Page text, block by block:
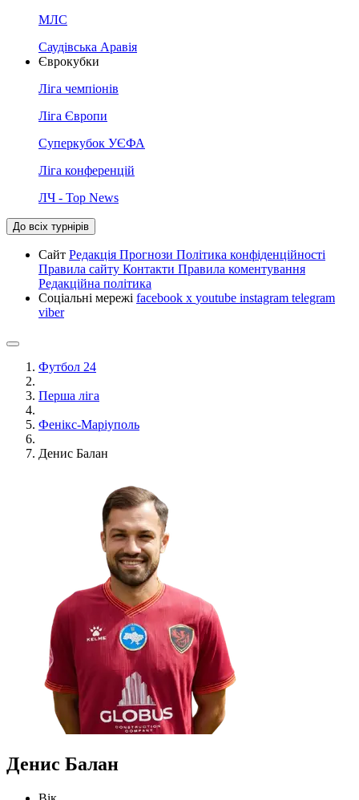
МЛС
Саудівська Аравія
Єврокубки
Ліга чемпіонів
Ліга Європи
Суперкубок УЄФА
Ліга конференцій
ЛЧ - Top News
До всіх турнірів
Сайт Редакція Прогнози Політика конфіденційності
Правила сайту Контакти Правила коментування
Редакційна політика
Соціальні мережі facebook x youtube instagram telegram
viber
Футбол 24
Перша ліга
Фенікс-Маріуполь
Денис Балан
Денис Балан